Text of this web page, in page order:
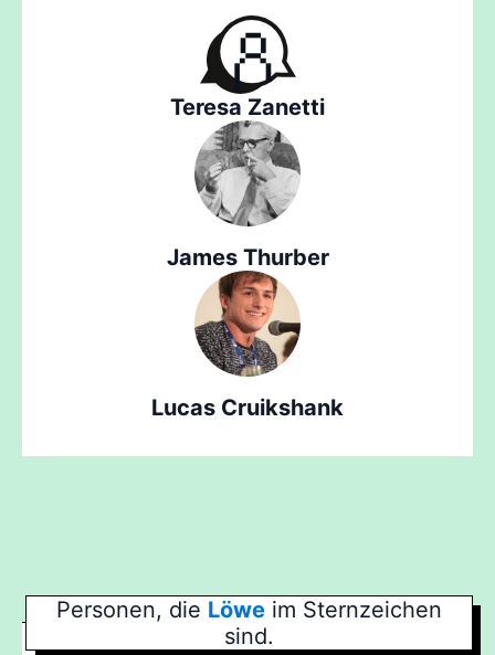
Teresa Zanetti
James Thurber
Lucas Cruikshank
Personen, die Löwe im Sternzeichen
sind.